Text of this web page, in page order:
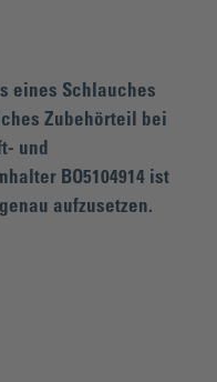
eines Schlauches
Zubehörteil bei
und
BO5104914 ist
aufzusetzen.